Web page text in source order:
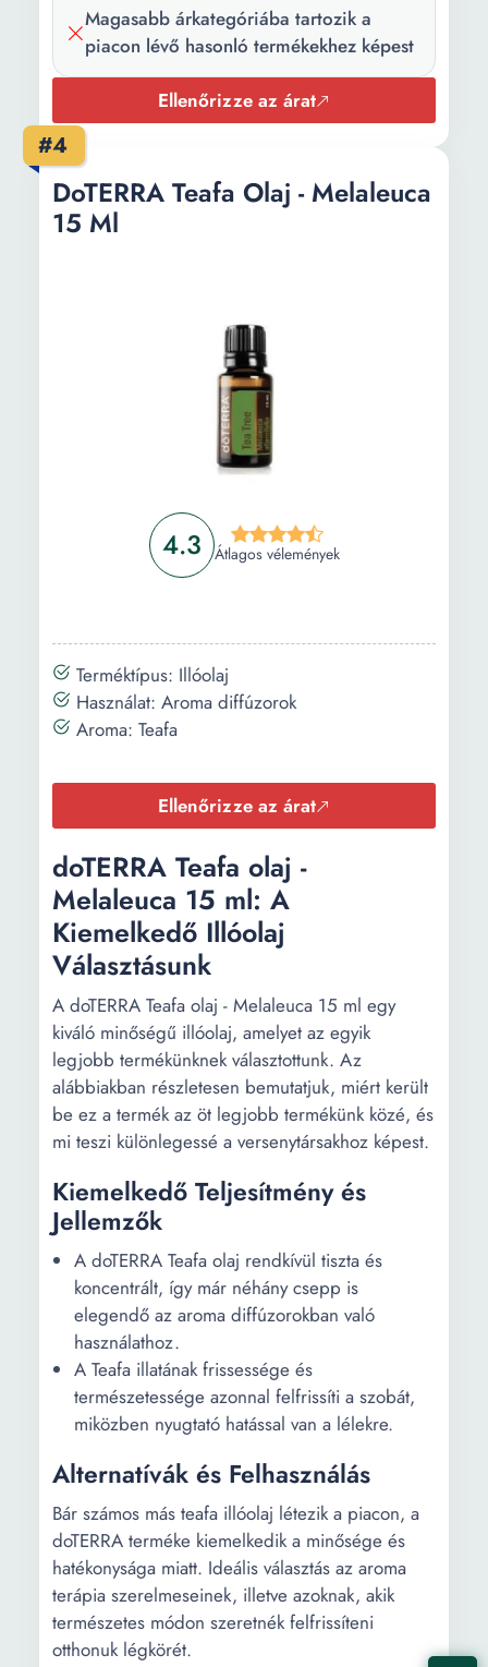
Magasabb árkategóriába tartozik a
piacon lévő hasonló termékekhez képest
Ellenőrizze az árat
#4
4.3 Átlagos vélemények
DoTERRA Teafa Olaj - Melaleuca
15 Ml
Terméktípus: Illóolaj
Használat: Aroma diffúzorok
Aroma: Teafa
Ellenőrizze az árat
doTERRA Teafa olaj -
Melaleuca 15 ml: A
Kiemelkedő Illóolaj
Választásunk
A doTERRA Teafa olaj - Melaleuca 15 ml egy
kiváló minőségű illóolaj, amelyet az egyik
legjobb termékünknek választottunk. Az
alábbiakban részletesen bemutatjuk, miért került
be ez a termék az öt legjobb termékünk közé, és
mi teszi különlegessé a versenytársakhoz képest.
Kiemelkedő Teljesítmény és
Jellemzők
A doTERRA Teafa olaj rendkívül tiszta és
koncentrált, így már néhány csepp is
elegendő az aroma diffúzorokban való
használathoz.
A Teafa illatának frissessége és
természetessége azonnal felfrissíti a szobát,
miközben nyugtató hatással van a lélekre.
Alternatívák és Felhasználás
Bár számos más teafa illóolaj létezik a piacon, a
doTERRA terméke kiemelkedik a minősége és
hatékonysága miatt. Ideális választás az aroma
terápia szerelmeseinek, illetve azoknak, akik
természetes módon szeretnék felfrissíteni
otthonuk légkörét.